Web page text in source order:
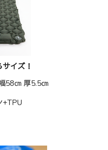
イズ！
58㎝ 厚5.5㎝
+TPU